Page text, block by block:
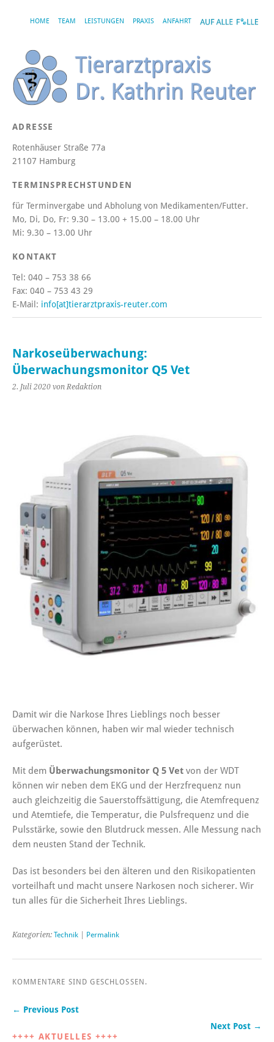
HOME TEAM LEISTUNGEN PRAXIS ANFAHRT
ADRESSE
Rotenhäuser Straße 77a
21107 Hamburg
TERMINSPRECHSTUNDEN
für Terminvergabe und Abholung von Medikamenten/Futter.
Mo, Di, Do, Fr: 9.30 – 13.00 + 15.00 – 18.00 Uhr
Mi: 9.30 – 13.00 Uhr
KONTAKT
Tel: 040 – 753 38 66
Fax: 040 – 753 43 29
E-Mail: info[at]tierarztpraxis-reuter.com
Narkoseüberwachung:
Überwachungsmonitor Q5 Vet
2. Juli 2020 von Redaktion
Damit wir die Narkose Ihres Lieblings noch besser
überwachen können, haben wir mal wieder technisch
aufgerüstet.
Mit dem Überwachungsmonitor Q 5 Vet von der WDT
können wir neben dem EKG und der Herzfrequenz nun
auch gleichzeitig die Sauerstoffsättigung, die Atemfrequenz
und Atemtiefe, die Temperatur, die Pulsfrequenz und die
Pulsstärke, sowie den Blutdruck messen. Alle Messung nach
dem neusten Stand der Technik.
Das ist besonders bei den älteren und den Risikopatienten
vorteilhaft und macht unsere Narkosen noch sicherer. Wir
tun alles für die Sicherheit Ihres Lieblings.
Kategorien: Technik Permalink
KOMMENTARE SIND GESCHLOSSEN.
← Previous Post
Next Post →
++++ AKTUELLES ++++